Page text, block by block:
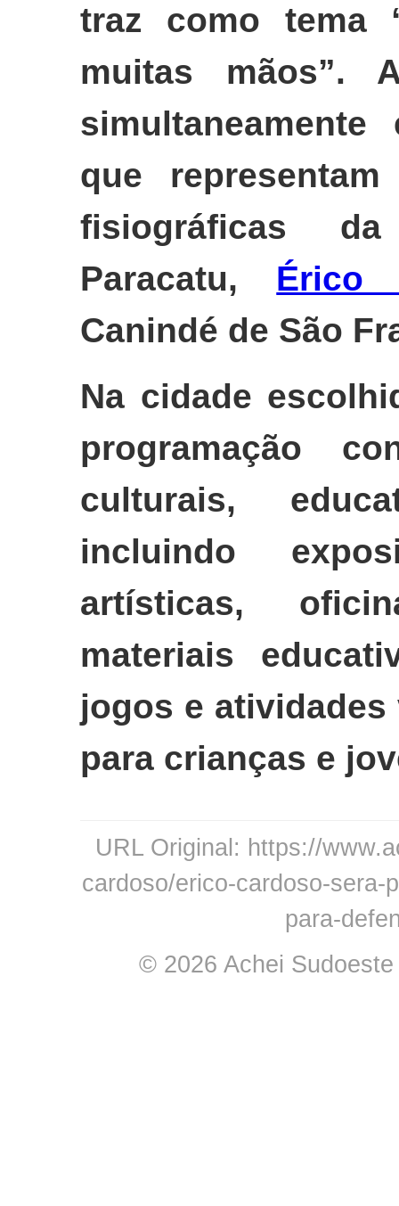
traz como tema
muitas mãos”.
que
fisiográficas
Paracatu, Érico
Canindé de São
Na cidade
programação
culturais,
incluindo
artísticas,
materiais
jogos e
para crianças e
URL Original: https://
cardoso/erico-cardoso-sera-
para-
© 2026 Achei